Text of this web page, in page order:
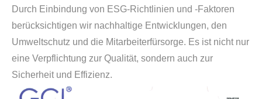
Durch Einbindung von ESG-Richtlinien und -Faktoren
berücksichtigen wir nachhaltige Entwicklungen, den
Umweltschutz und die Mitarbeiterfürsorge. Es ist nicht nur
eine Verpflichtung zur Qualität, sondern auch zur
Sicherheit und Effizienz.